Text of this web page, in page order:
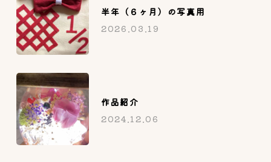
半年（６ヶ月）の写真用
2026.03.19
作品紹介
2024.12.06